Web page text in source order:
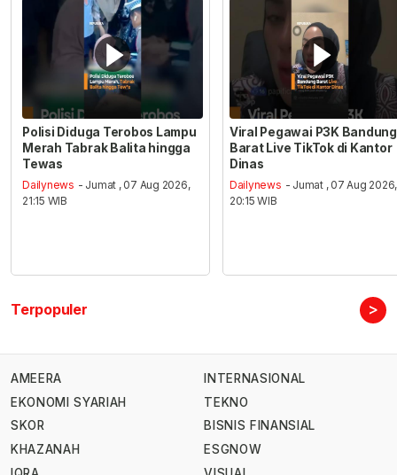
Polisi Diduga Terobos Lampu
Merah Tabrak Balita hingga
Tewas
Dailynews - Jumat , 07 Aug 2026,
21:15 WIB
Viral Pegawai P3K Bandung
Barat Live TikTok di Kantor
Dinas
Dailynews - Jumat , 07 Aug 2026,
20:15 WIB
Terpopuler >
AMEERA
EKONOMI SYARIAH
SKOR
KHAZANAH
INTERNASIONAL
TEKNO
BISNIS FINANSIAL
ESGNOW